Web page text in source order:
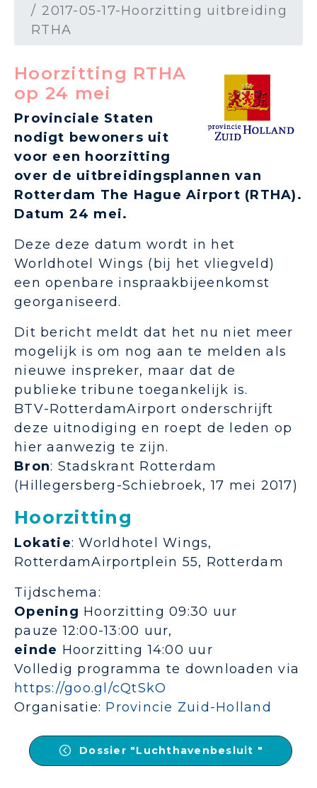
2017-05-17-Hoorzitting uitbreiding
RTHA
Hoorzitting RTHA
op 24 mei
Provinciale Staten
nodigt bewoners uit
voor een hoorzitting
over de uitbreidingsplannen van
Rotterdam The Hague Airport (RTHA).
Datum 24 mei.
Deze deze datum wordt in het
Worldhotel Wings (bij het vliegveld)
een openbare inspraakbijeenkomst
georganiseerd.
Dit bericht meldt dat het nu niet meer
mogelijk is om nog aan te melden als
nieuwe inspreker, maar dat de
publieke tribune toegankelijk is.
BTV-RotterdamAirport onderschrijft
deze uitnodiging en roept de leden op
hier aanwezig te zijn.
Bron: Stadskrant Rotterdam
(Hillegersberg-Schiebroek, 17 mei 2017)
Hoorzitting
Lokatie: Worldhotel Wings,
RotterdamAirportplein 55, Rotterdam
Tijdschema:
Opening Hoorzitting 09:30 uur
pauze 12:00-13:00 uur,
einde Hoorzitting 14:00 uur
Volledig programma te downloaden via
https://goo.gl/cQtSkO
Organisatie: Provincie Zuid-Holland
Dossier "Luchthavenbesluit "